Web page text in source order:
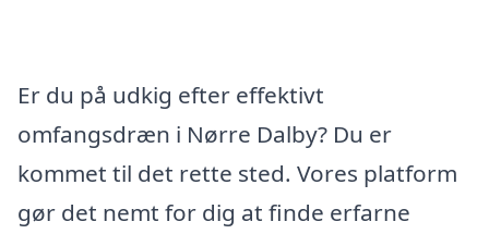
Er du på udkig efter effektivt
omfangsdræn i Nørre Dalby? Du er
kommet til det rette sted. Vores platform
gør det nemt for dig at finde erfarne